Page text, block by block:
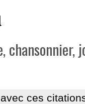
ces